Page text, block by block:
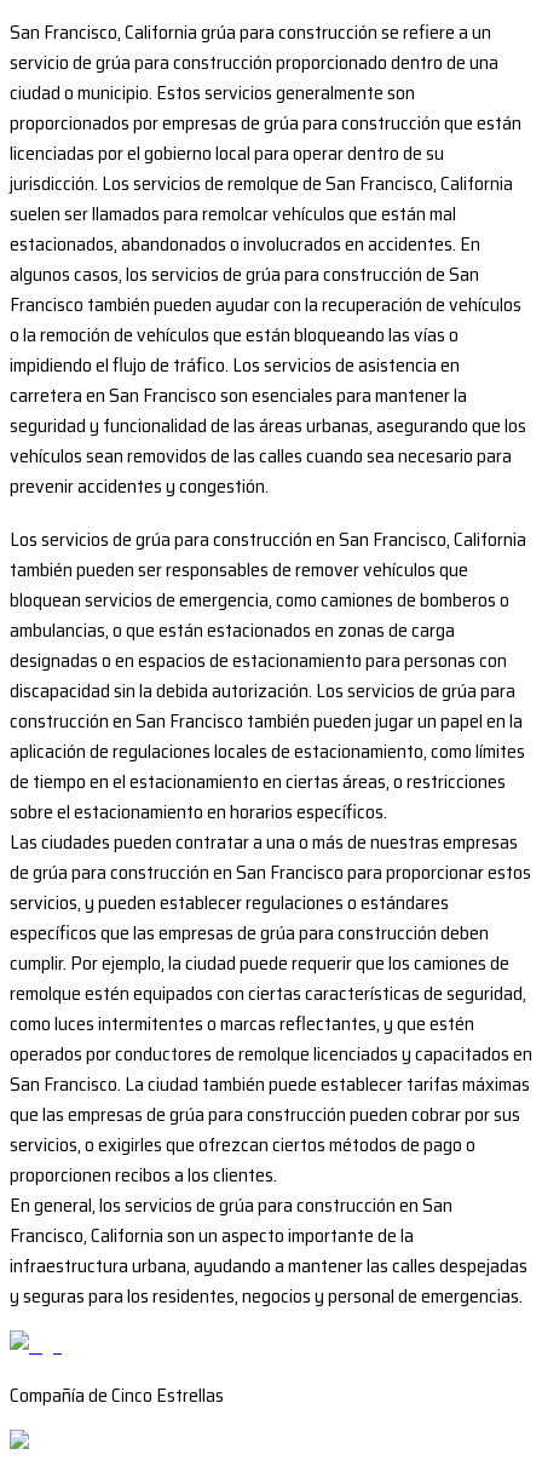
San Francisco, California grúa para construcción se refiere a un
servicio de grúa para construcción proporcionado dentro de una
ciudad o municipio. Estos servicios generalmente son
proporcionados por empresas de grúa para construcción que están
licenciadas por el gobierno local para operar dentro de su
jurisdicción. Los servicios de remolque de San Francisco, California
suelen ser llamados para remolcar vehículos que están mal
estacionados, abandonados o involucrados en accidentes. En
algunos casos, los servicios de grúa para construcción de San
Francisco también pueden ayudar con la recuperación de vehículos
o la remoción de vehículos que están bloqueando las vías o
impidiendo el flujo de tráfico. Los servicios de asistencia en
carretera en San Francisco son esenciales para mantener la
seguridad y funcionalidad de las áreas urbanas, asegurando que los
vehículos sean removidos de las calles cuando sea necesario para
prevenir accidentes y congestión.
Los servicios de grúa para construcción en San Francisco, California
también pueden ser responsables de remover vehículos que
bloquean servicios de emergencia, como camiones de bomberos o
ambulancias, o que están estacionados en zonas de carga
designadas o en espacios de estacionamiento para personas con
discapacidad sin la debida autorización. Los servicios de grúa para
construcción en San Francisco también pueden jugar un papel en la
aplicación de regulaciones locales de estacionamiento, como límites
de tiempo en el estacionamiento en ciertas áreas, o restricciones
sobre el estacionamiento en horarios específicos.
Las ciudades pueden contratar a una o más de nuestras empresas
de grúa para construcción en San Francisco para proporcionar estos
servicios, y pueden establecer regulaciones o estándares
específicos que las empresas de grúa para construcción deben
cumplir. Por ejemplo, la ciudad puede requerir que los camiones de
remolque estén equipados con ciertas características de seguridad,
como luces intermitentes o marcas reflectantes, y que estén
operados por conductores de remolque licenciados y capacitados en
San Francisco. La ciudad también puede establecer tarifas máximas
que las empresas de grúa para construcción pueden cobrar por sus
servicios, o exigirles que ofrezcan ciertos métodos de pago o
proporcionen recibos a los clientes.
En general, los servicios de grúa para construcción en San
Francisco, California son un aspecto importante de la
infraestructura urbana, ayudando a mantener las calles despejadas
y seguras para los residentes, negocios y personal de emergencias.
Compañía de Cinco Estrellas